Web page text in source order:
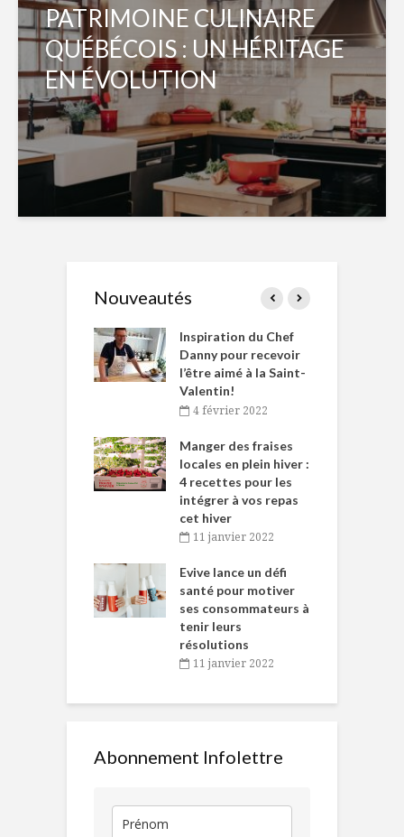
PATRIMOINE CULINAIRE
QUÉBÉCOIS : UN HÉRITAGE
EN ÉVOLUTION
Nouveautés
Inspiration du Chef
Danny pour recevoir
l’être aimé à la Saint-
Valentin!
4 février 2022
Manger des fraises
locales en plein hiver :
4 recettes pour les
intégrer à vos repas
cet hiver
11 janvier 2022
Evive lance un défi
santé pour motiver
ses consommateurs à
tenir leurs
résolutions
11 janvier 2022
Abonnement Infolettre